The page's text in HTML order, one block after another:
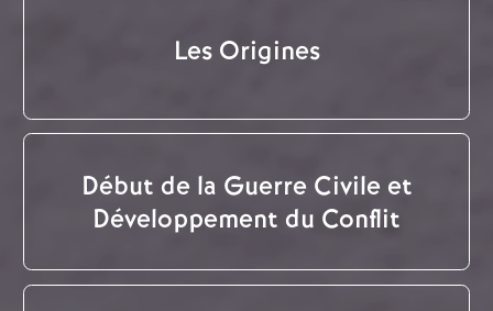
Les Origines
Début de la Guerre Civile et
Développement du Conflit